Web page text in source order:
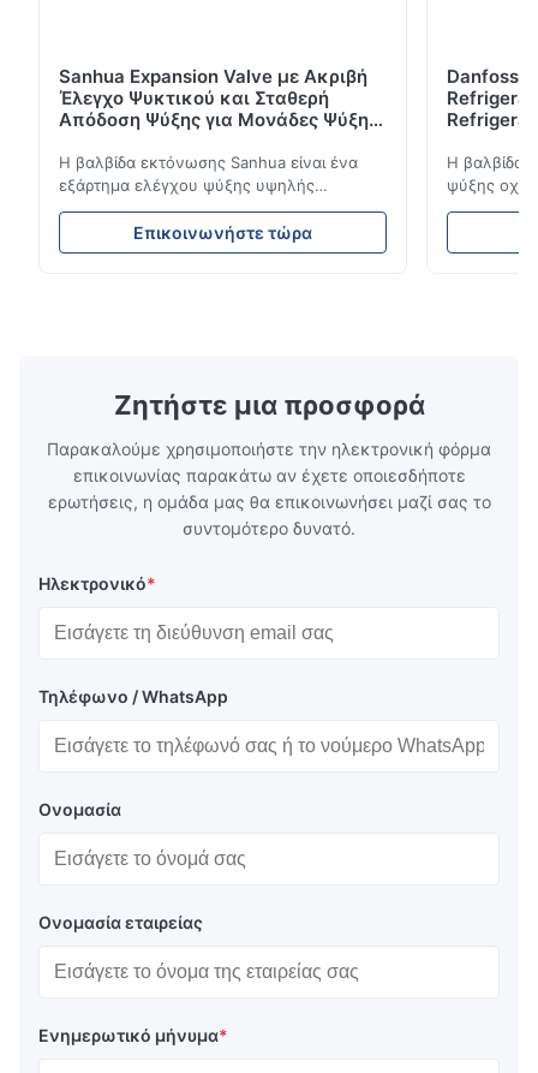
Sanhua Expansion Valve με Ακριβή
Έλεγχο Ψυκτικού και Σταθερή
Απόδοση Ψύξης για Μονάδες Ψύξης
Η βαλβίδα εκτόνωσης Sanhua είναι ένα
εξάρτημα ελέγχου ψύξης υψηλής
απόδοσης που έχει σχεδιαστεί για μονάδες
ψύξης φορτηγών, φορτηγά-ψυγεία και
συστήματα μεταφοράς με κρύα αλυσίδα.
Επικοινωνήστε τώρα
Danfoss
Η βαλβίδα
ψύξης
ροή του
απόδοση.
Ζητήστε μια προσφορά
Παρακαλούμε χρησιμοποιήστε την ηλεκτρονική φόρμα
επικοινωνίας παρακάτω αν έχετε οποιεσδήποτε
ερωτήσεις, η ομάδα μας θα επικοινωνήσει μαζί σας το
συντομότερο δυνατό.
Ηλεκτρονικό*
Τηλέφωνο / WhatsApp
Ονομασία
Ονομασία εταιρείας
Ενημερωτικό μήνυμα*